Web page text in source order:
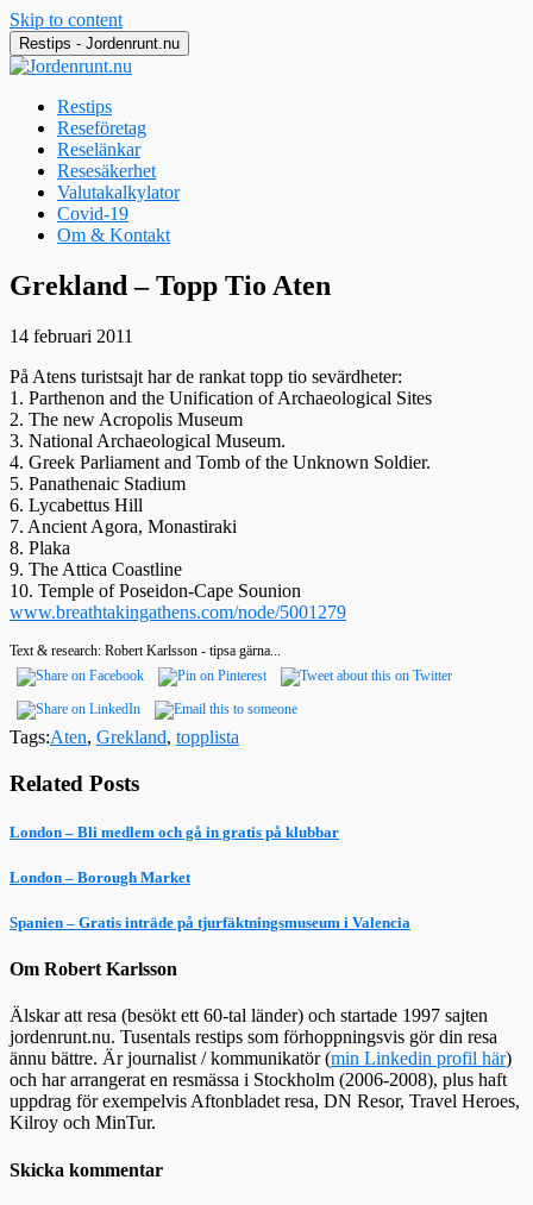
Skip to content
Restips - Jordenrunt.nu
Restips
Reseföretag
Reselänkar
Resesäkerhet
Valutakalkylator
Covid-19
Om & Kontakt
Jordenrunt.nu
Tusen Restips från hela världen
Grekland – Topp Tio Aten
14 februari 2011
På Atens turistsajt har de rankat topp tio sevärdheter:
1. Parthenon and the Unification of Archaeological Sites
2. The new Acropolis Museum
3. National Archaeological Museum.
4. Greek Parliament and Tomb of the Unknown Soldier.
5. Panathenaic Stadium
6. Lycabettus Hill
7. Ancient Agora, Monastiraki
8. Plaka
9. The Attica Coastline
10. Temple of Poseidon-Cape Sounion
www.breathtakingathens.com/node/5001279
Text & research: Robert Karlsson - tipsa gärna...
Tags:Aten, Grekland, topplista
Related Posts
London – Bli medlem och gå in gratis på klubbar
London – Borough Market
Spanien – Gratis inträde på tjurfäktningsmuseum i Valencia
Om Robert Karlsson
Älskar att resa (besökt ett 60-tal länder) och startade 1997 sajten
jordenrunt.nu. Tusentals restips som förhoppningsvis gör din resa
ännu bättre. Är journalist / kommunikatör (min Linkedin profil här)
och har arrangerat en resmässa i Stockholm (2006-2008), plus haft
uppdrag för exempelvis Aftonbladet resa, DN Resor, Travel Heroes,
Kilroy och MinTur.
Skicka kommentar